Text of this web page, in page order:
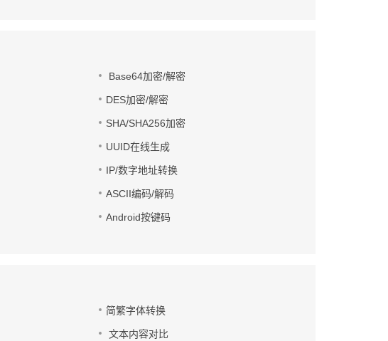
Base64加密/解密
DES加密/解密
SHA/SHA256加密
UUID在线生成
IP/数字地址转换
ASCII编码/解码
Android按键码
简繁字体转换
文本内容对比